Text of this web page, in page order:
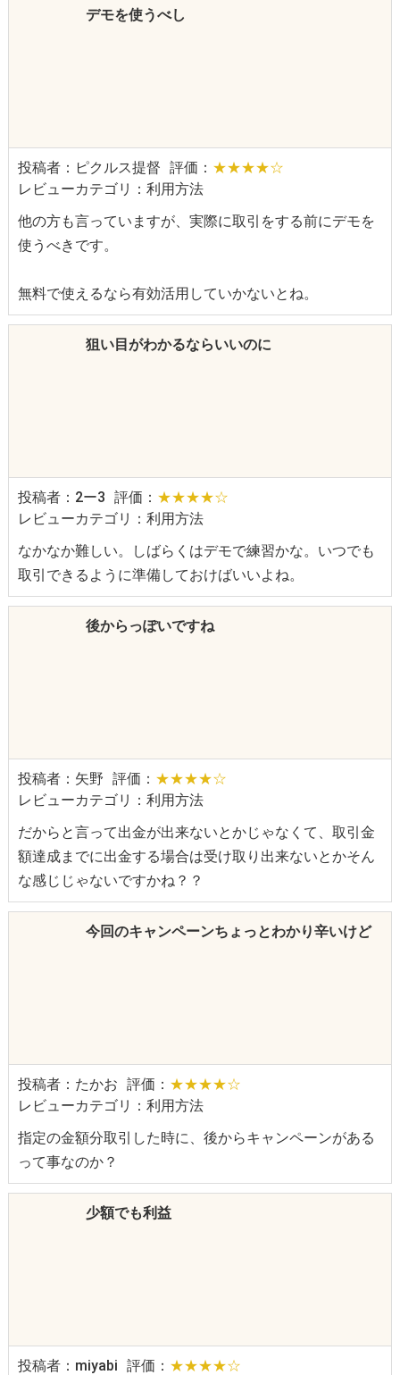
デモを使うべし
投稿者：ピクルス提督 評価： ★★★★☆
レビューカテゴリ：利用方法
他の方も言っていますが、実際に取引をする前にデモを
使うべきです。
無料で使えるなら有効活用していかないとね。
狙い目がわかるならいいのに
投稿者：2ー3 評価： ★★★★☆
レビューカテゴリ：利用方法
なかなか難しい。しばらくはデモで練習かな。いつでも
取引できるように準備しておけばいいよね。
後からっぽいですね
投稿者：矢野 評価： ★★★★☆
レビューカテゴリ：利用方法
だからと言って出金が出来ないとかじゃなくて、取引金
額達成までに出金する場合は受け取り出来ないとかそん
な感じじゃないですかね？？
今回のキャンペーンちょっとわかり辛いけど
投稿者：たかお 評価： ★★★★☆
レビューカテゴリ：利用方法
指定の金額分取引した時に、後からキャンペーンがある
って事なのか？
少額でも利益
投稿者：miyabi 評価： ★★★★☆